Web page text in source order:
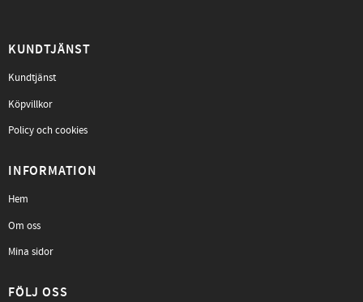
KUNDTJÄNST
Kundtjänst
Köpvillkor
Policy och cookies
INFORMATION
Hem
Om oss
Mina sidor
FÖLJ OSS